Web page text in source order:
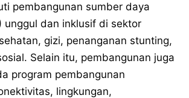
pembangunan sumber daya
unggul dan inklusif di sektor
gizi, penanganan stunting,
Selain itu, pembangunan juga
program pembangunan
lingkungan,